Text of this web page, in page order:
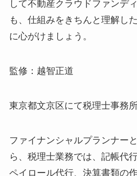
して不動産クラウドファンデ
も、仕組みをきちんと理解し
に心がけましょう。
監修：越智正道
東京都文京区にて税理士事務所
ファイナンシャルプランナー
ら、税理士業務では、記帳代
ペイロール代行、決算書類の